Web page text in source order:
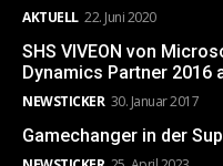
AKTUELL 22. Juni 2020
SHS VIVEON von
Dynamics Partner 2016
NEWSTICKER 30. Januar 2017
Gamechanger in der